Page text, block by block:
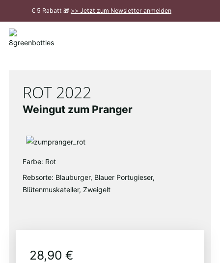
€ 5 Rabatt 🎁 >> Jetzt zum Newsletter anmelden
Meldung
ROT 2022
Weingut zum Pranger
Farbe: Rot
Rebsorte: Blauburger, Blauer Portugieser,
Blütenmuskateller, Zweigelt
28,90 €